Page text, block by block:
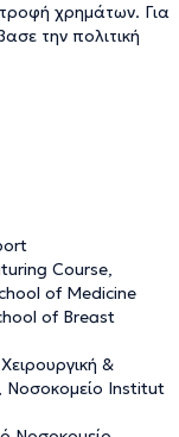
χρημάτων. Για
την πολιτική
Course,
of Medicine
of Breast
&
Νοσοκομείο Institut